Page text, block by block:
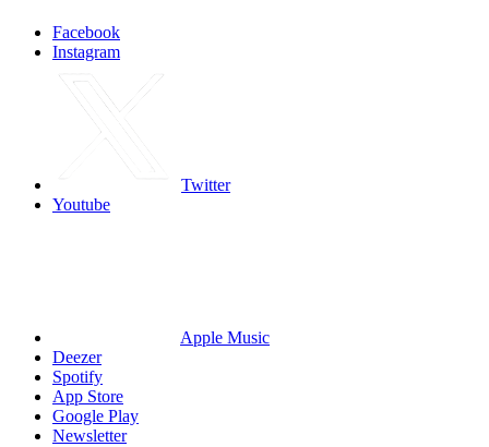
Facebook
Instagram
Twitter
Youtube
Apple Music
Deezer
Spotify
App Store
Google Play
Newsletter